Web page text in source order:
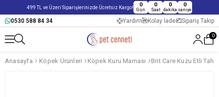
499 TL ve Üzeri Siparişlerinizde Ücretsiz Kargo! 0
Gün
0
Saat
0
dakika
0
saniye
0530 588 84 34 Yardım Kolay İade Sipariş Takip
0
Anasayfa Köpek Ürünleri Köpek Kuru Maması Brit Care Kuzu Etli